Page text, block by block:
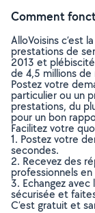
Comment
AlloVoisins c’est
prestations de
2013 et
de 4,5 millions
Postez votre
particulier ou un
prestations, du
pour un bon
Facilitez votre
1. Postez votre
secondes.
2. Recevez des
professionnels
3. Echangez
sécurisée et
C’est gratuit et